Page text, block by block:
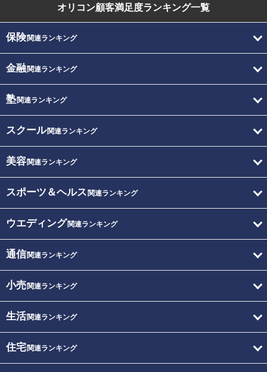
オリコン顧客満足度ランキング一覧
保険関連ランキング
金融関連ランキング
塾関連ランキング
スクール関連ランキング
美容関連ランキング
スポーツ＆ヘルス 関連ランキング
ウエディング関連ランキング
通信関連ランキング
小売関連ランキング
生活関連ランキング
住宅関連ランキング